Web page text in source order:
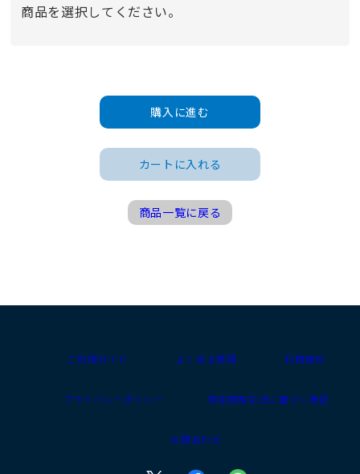
商品を選択してください。
購入に進む
カートに入れる
商品一覧に戻る
ご利用ガイド よくある質問 利用規約
プライバシーポリシー 特定商取引法に基づく表記
お問合わせ